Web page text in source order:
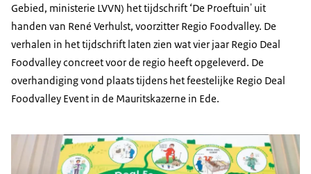
Gebied, ministerie LVVN) het tijdschrift ‘De Proeftuin' uit
handen van René Verhulst, voorzitter Regio Foodvalley. De
verhalen in het tijdschrift laten zien wat vier jaar Regio Deal
Foodvalley concreet voor de regio heeft opgeleverd. De
overhandiging vond plaats tijdens het feestelijke Regio Deal
Foodvalley Event in de Mauritskazerne in Ede.